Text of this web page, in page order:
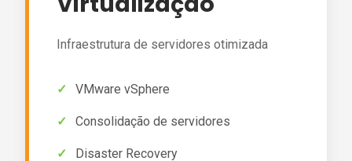
Infraestrutura de servidores otimizada
VMware vSphere
Consolidação de servidores
Disaster Recovery